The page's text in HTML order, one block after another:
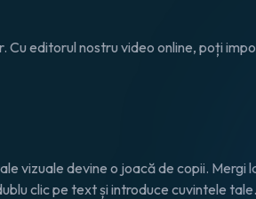
editorul nostru video online, poți
vizuale devine o joacă de copii. Mergi
clic pe text și introduce cuvintele